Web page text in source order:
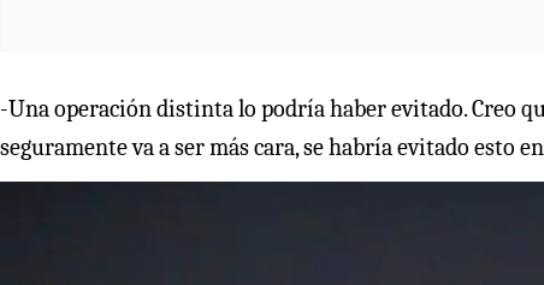
-Una operación distinta lo podría haber evitado. Creo
seguramente va a ser más cara, se habría evitado esto